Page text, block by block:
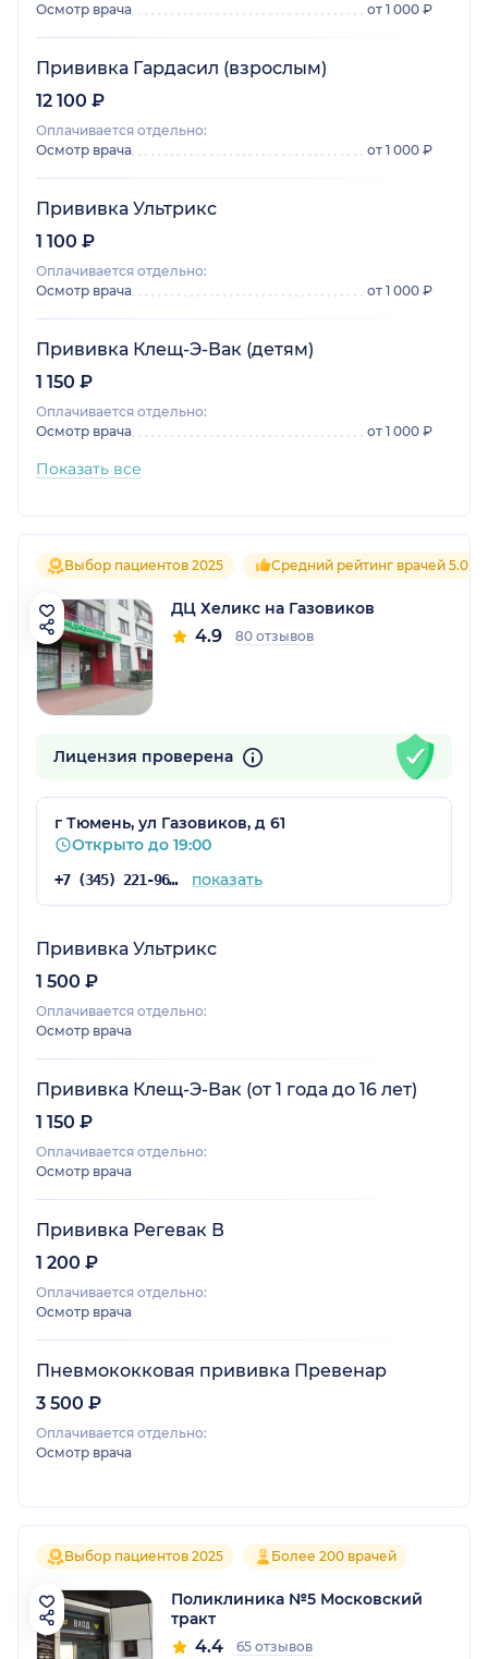
Осмотр врача
от 1 000 ₽
Прививка Гардасил (взрослым)
12 100 ₽
Оплачивается отдельно:
Осмотр врача
от 1 000 ₽
Прививка Ультрикс
1 100 ₽
Оплачивается отдельно:
Осмотр врача
от 1 000 ₽
Прививка Клещ-Э-Вак (детям)
1 150 ₽
Оплачивается отдельно:
Осмотр врача
от 1 000 ₽
Показать все
Выбор пациентов 2025 Средний рейтинг врачей 5.0
ДЦ Хеликс на Газовиков
4.9 80 отзывов
Лицензия проверена
г Тюмень, ул Газовиков, д 61
Открыто до 19:00
+7 (345) 221-96-30 показать
Прививка Ультрикс
1 500 ₽
Оплачивается отдельно:
Осмотр врача
Прививка Клещ-Э-Вак (от 1 года до 16 лет)
1 150 ₽
Оплачивается отдельно:
Осмотр врача
Прививка Регевак В
1 200 ₽
Оплачивается отдельно:
Осмотр врача
Пневмококковая прививка Превенар
3 500 ₽
Оплачивается отдельно:
Осмотр врача
Выбор пациентов 2025 Более 200 врачей
Поликлиника №5 Московский
тракт
4.4 65 отзывов